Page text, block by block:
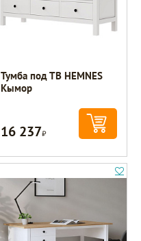
Тумба под ТВ HEMNES
Кымор
16 237Р